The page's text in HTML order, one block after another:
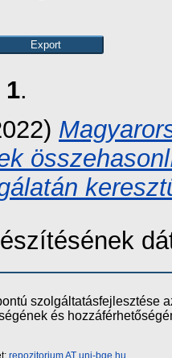
1.
szolgáltatásfejlesztése
és
repozitorium AT uni-bge.hu